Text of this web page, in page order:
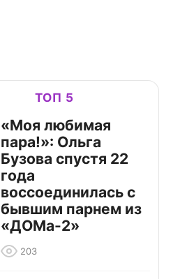
ТОП 5
«Моя любимая
пара!»: Ольга
Бузова спустя 22
года
воссоединилась с
бывшим парнем из
«ДОМа-2»
203